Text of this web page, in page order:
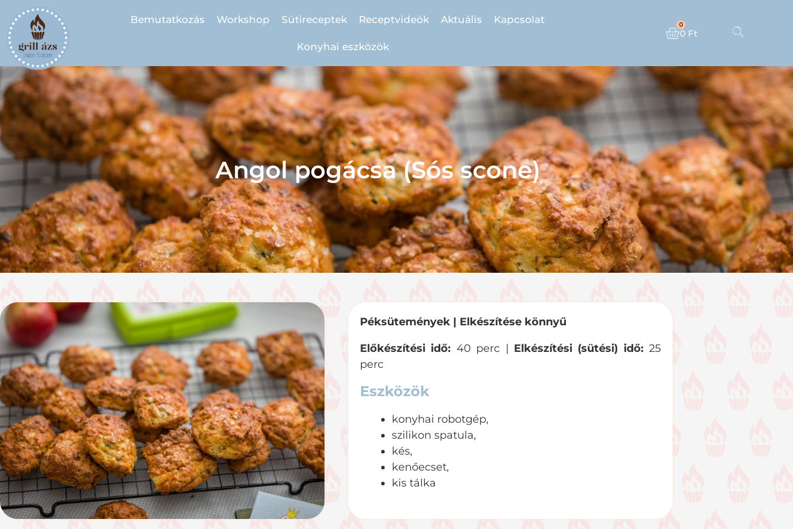
Bemutatkozás Workshop Sütireceptek Receptvideók Aktuális Kapcsolat
Konyhai eszközök
0 Ft
0
Angol pogácsa (Sós scone)
Péksütemények | Elkészítése könnyű
Előkészítési idő: 40 perc | Elkészítési (sütési) idő: 25
perc
Eszközök
konyhai robotgép,
szilikon spatula,
kés,
kenőecset,
kis tálka